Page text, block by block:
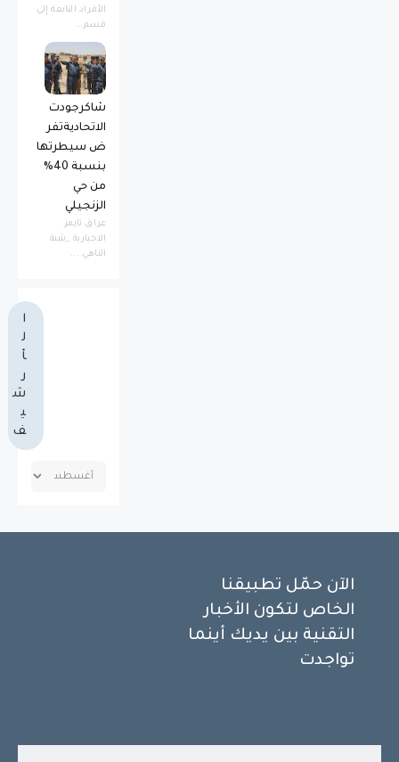
الأفراد التابعة إلى
قسم...
شاكرجودت
الاتحاديةتفر
ض سيطرتها
بنسبة 40%
من حي
الزنجيلي
عراق تايمز
الاخبارية _بثينة
الناهي ...
ا
ل
أ
ر
ش
ي
ف
الآن حمّل تطبيقنا
الخاص لتكون الأخبار
التقنية بين يديك أينما
تواجدت